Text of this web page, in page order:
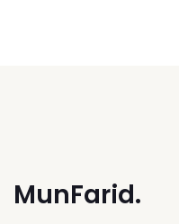
MunFarid.